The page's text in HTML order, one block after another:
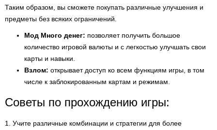
Таким образом, вы сможете покупать различные улучшения и
предметы без всяких ограничений.
Мод Много денег: позволяет получить большое
количество игровой валюты и с легкостью улучшать свои
карты и навыки.
Взлом: открывает доступ ко всем функциям игры, в том
числе к заблокированным картам и режимам.
Советы по прохождению игры:
1. Учите различные комбинации и стратегии для более